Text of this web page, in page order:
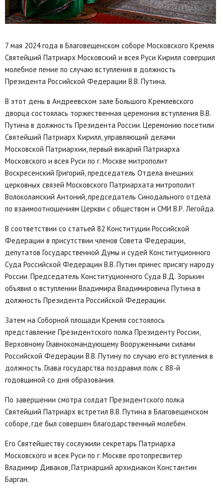
7 мая 2024 года в Благовещенском соборе Московского Кремля
Святейший Патриарх Московский и всея Руси Кирилл совершил
молебное пение по случаю вступления в должность
Президента Российской Федерации В.В. Путина.
В этот день в Андреевском зале Большого Кремлевского
дворца состоялась торжественная церемония вступления В.В.
Путина в должность Президента России. Церемонию посетили
Святейший Патриарх Кирилл, управляющий делами
Московской Патриархии, первый викарий Патриарха
Московского и всея Руси по г. Москве митрополит
Воскресенский Григорий, председатель Отдела внешних
церковных связей Московского Патриархата митрополит
Волоколамский Антоний, председатель Синодального отдела
по взаимоотношениям Церкви с обществом и СМИ В.Р. Легойда.
В соответствии со статьей 82 Конституции Российской
Федерации в присутствии членов Совета Федерации,
депутатов Государственной Думы и судей Конституционного
Суда Российской Федерации В.В. Путин принес присягу народу
России. Председатель Конституционного Суда В.Д. Зорькин
объявил о вступлении Владимира Владимировича Путина в
должность Президента Российской Федерации.
Затем на Соборной площади Кремля состоялось
представление Президентского полка Президенту России,
Верховному Главнокомандующему Вооруженными силами
Российской Федерации В.В. Путину по случаю его вступления в
должность. Глава государства поздравил полк с 88-й
годовщиной со дня образования.
По завершении смотра солдат Президентского полка
Святейший Патриарх встретил В.В. Путина в Благовещенском
соборе, где был совершен благодарственный молебен.
Его Святейшеству сослужили секретарь Патриарха
Московского и всея Руси по г. Москве протопресвитер
Владимир Диваков, Патриарший архидиакон Константин
Барган.